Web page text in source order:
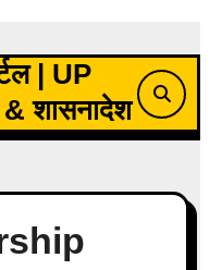
| UP
शासनादेश